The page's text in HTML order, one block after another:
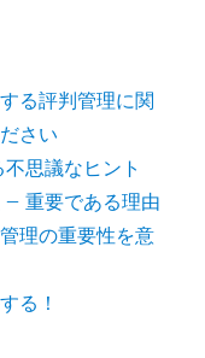
る評判管理に関
さい
思議なヒント
– 重要である理由
理の重要性を意
る！